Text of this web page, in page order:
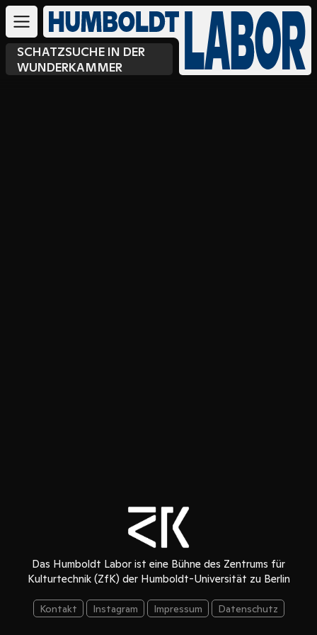
SCHATZSUCHE IN DER
WUNDERKAMMER
Das Humboldt Labor ist eine Bühne des Zentrums für
Kulturtechnik (ZfK) der Humboldt-Universität zu Berlin
Kontakt Instagram Impressum Datenschutz